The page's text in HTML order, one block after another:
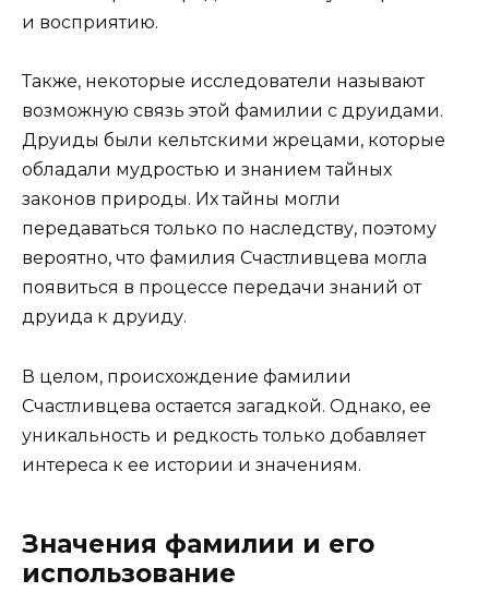
и восприятию.
Также, некоторые исследователи называют
возможную связь этой фамилии с друидами.
Друиды были кельтскими жрецами, которые
обладали мудростью и знанием тайных
законов природы. Их тайны могли
передаваться только по наследству, поэтому
вероятно, что фамилия Счастливцева могла
появиться в процессе передачи знаний от
друида к друиду.
В целом, происхождение фамилии
Счастливцева остается загадкой. Однако, ее
уникальность и редкость только добавляет
интереса к ее истории и значениям.
Значения фамилии и его
использование